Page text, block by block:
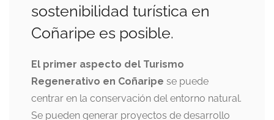
sostenibilidad turística en
Coñaripe es posible.
El primer aspecto del Turismo
Regenerativo en Coñaripe se puede
centrar en la conservación del entorno natural.
Se pueden generar proyectos de desarrollo